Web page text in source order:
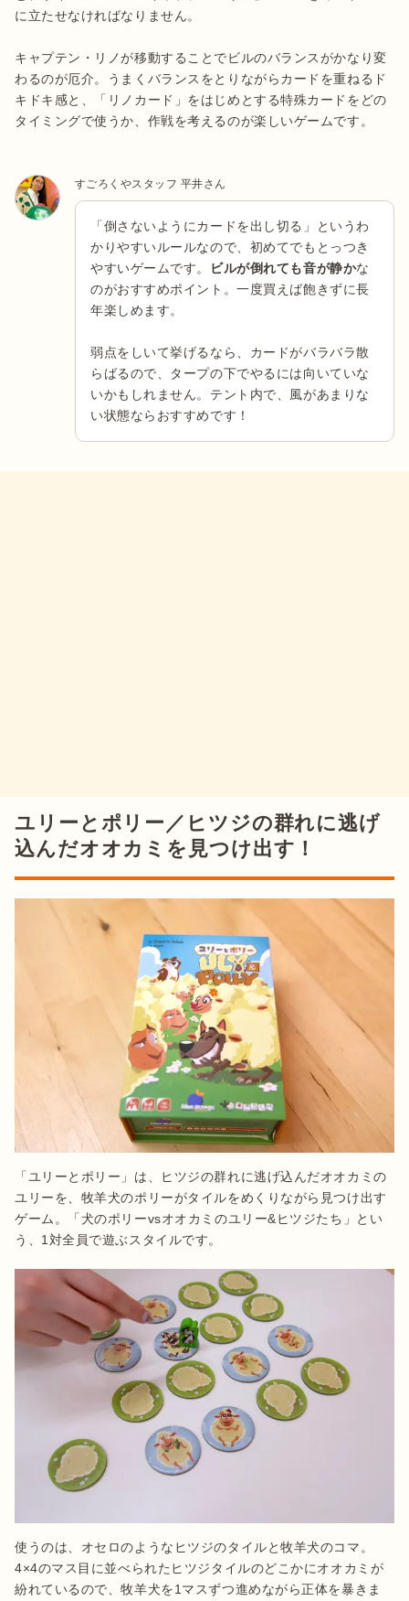
に立たせなければなりません。
キャプテン・リノが移動することでビルのバランスがかなり変
わるのが厄介。うまくバランスをとりながらカードを重ねるド
キドキ感と、「リノカード」をはじめとする特殊カードをどの
タイミングで使うか、作戦を考えるのが楽しいゲームです。
すごろくやスタッフ 平井さん
「倒さないようにカードを出し切る」というわ
かりやすいルールなので、初めてでもとっつき
やすいゲームです。
ビルが倒れても音が静かな
のがおすすめポイント。一度買えば飽きずに長
年楽しめます。
弱点をしいて挙げるなら、カードがバラバラ散
らばるので、タープの下でやるには向いていな
いかもしれません。テント内で、風があまりな
い状態ならおすすめです！
ユリーとポリー／ヒツジの群れに逃げ
込んだオオカミを見つけ出す！
「ユリーとポリー」は、ヒツジの群れに逃げ込んだオオカミの
ユリーを、牧羊犬のポリーがタイルをめくりながら見つけ出す
ゲーム。「犬のポリーvsオオカミのユリー&ヒツジたち」とい
う、1対全員で遊ぶスタイルです。
使うのは、オセロのようなヒツジのタイルと牧羊犬のコマ。
4×4のマス目に並べられたヒツジタイルのどこかにオオカミが
紛れているので、牧羊犬を1マスずつ進めながら正体を暴きま